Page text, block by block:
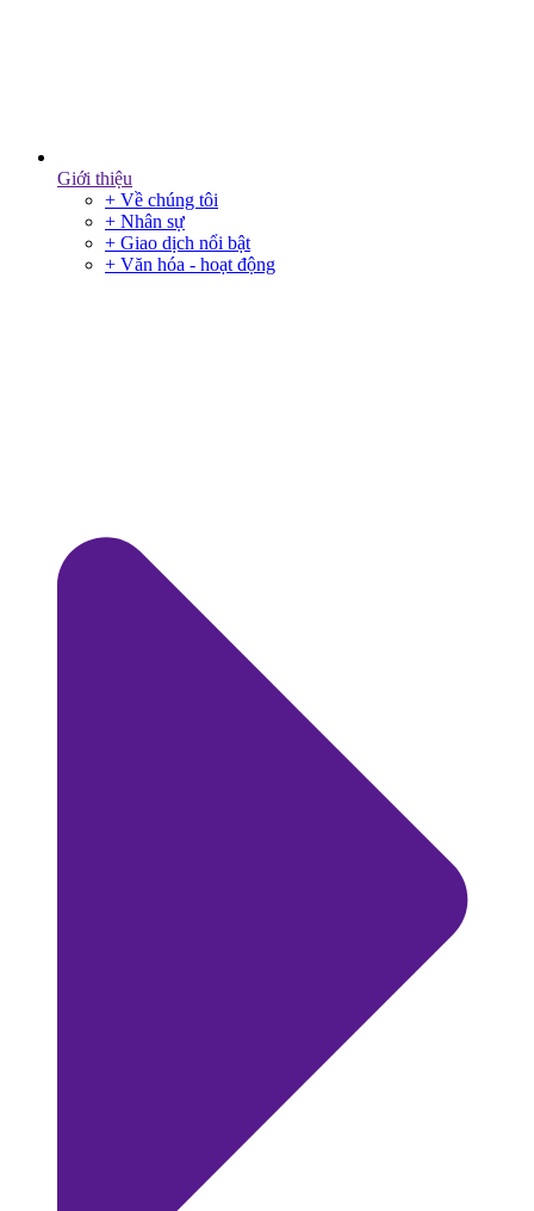
Giới thiệu
+ Về chúng tôi
+ Nhân sự
+ Giao dịch nổi bật
+ Văn hóa - hoạt động